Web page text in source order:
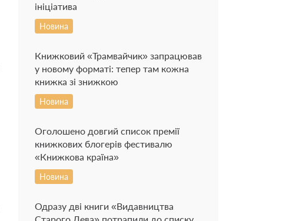
ініціатива
Новина
Книжковий «Трамвайчик» запрацював
у новому форматі: тепер там кожна
книжка зі знижкою
Новина
Оголошено довгий список премії
книжкових блогерів фестивалю
«Книжкова країна»
Новина
Одразу дві книги «Видавництва